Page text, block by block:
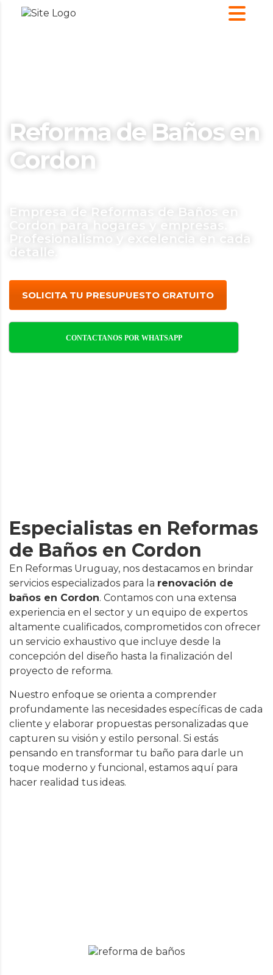
Reforma de Baños en
Cordon
Empresa de Reformas de Baños en
Cordon para hogares y empresas.
Profesionalismo y excelencia en cada
detalle.
SOLICITA TU PRESUPUESTO GRATUITO
CONTACTANOS POR WHATSAPP
Especialistas en Reformas
de Baños en Cordon
En Reformas Uruguay, nos destacamos en brindar
servicios especializados para la renovación de
baños en Cordon. Contamos con una extensa
experiencia en el sector y un equipo de expertos
altamente cualificados, comprometidos con ofrecer
un servicio exhaustivo que incluye desde la
concepción del diseño hasta la finalización del
proyecto de reforma.
Nuestro enfoque se orienta a comprender
profundamente las necesidades específicas de cada
cliente y elaborar propuestas personalizadas que
capturen su visión y estilo personal. Si estás
pensando en transformar tu baño para darle un
toque moderno y funcional, estamos aquí para
hacer realidad tus ideas.